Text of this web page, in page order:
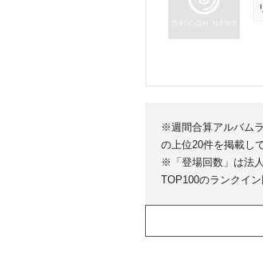
※週間合算アルバム
の上位20件を掲載し
※「登場回数」は法
TOP100のランクイン